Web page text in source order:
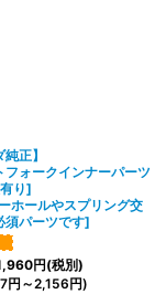
純正】
フォークインナーパーツ
り]
ホールやスプリング交
須パーツです]
円(税別)
円 ～2,156円)